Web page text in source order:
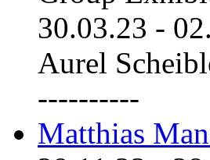
30.03.23 -
Aurel
----------
Matthias